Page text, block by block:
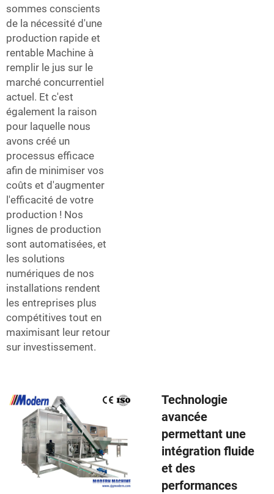
sommes conscients
de la nécessité d'une
production rapide et
rentable Machine à
remplir le jus sur le
marché concurrentiel
actuel. Et c'est
également la raison
pour laquelle nous
avons créé un
processus efficace
afin de minimiser vos
coûts et d'augmenter
l'efficacité de votre
production ! Nos
lignes de production
sont automatisées, et
les solutions
numériques de nos
installations rendent
les entreprises plus
compétitives tout en
maximisant leur retour
sur investissement.
Technologie
avancée
permettant une
intégration fluide
et des
performances